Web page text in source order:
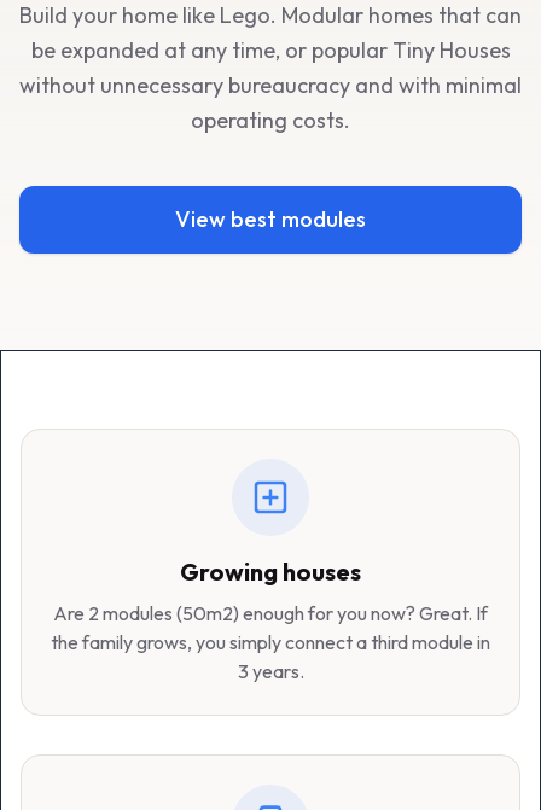
Build your home like Lego. Modular homes that can
be expanded at any time, or popular Tiny Houses
without unnecessary bureaucracy and with minimal
operating costs.
View best modules
Growing houses
Are 2 modules (50m2) enough for you now? Great. If
the family grows, you simply connect a third module in
3 years.